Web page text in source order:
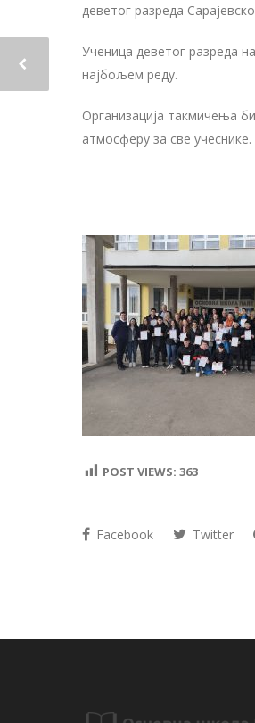
деветог разреда
Ученица деветог разреда
најбољем реду.
Организација такмичења
атмосферу за све
POST VIEWS: 363
Facebook Twitter